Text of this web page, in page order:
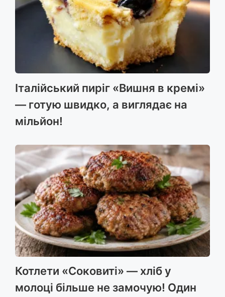
Італійський пиріг «Вишня в кремі»
— готую швидко, а виглядає на
мільйон!
Котлети «Соковиті» — хліб у
молоці більше не замочую! Один